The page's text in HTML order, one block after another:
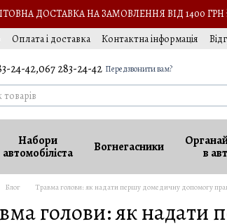
ДОСТАВКА НА ЗАМОВЛЕННЯ ВІД 1400
Оплата і доставка Контактна інформація
24-42,067 283-24-42 Передзвонити вам?
Набори
автомобіліста
Вогнегасники
в
Блог Травма голови: як надати першу домедичну допомогу
голови: як